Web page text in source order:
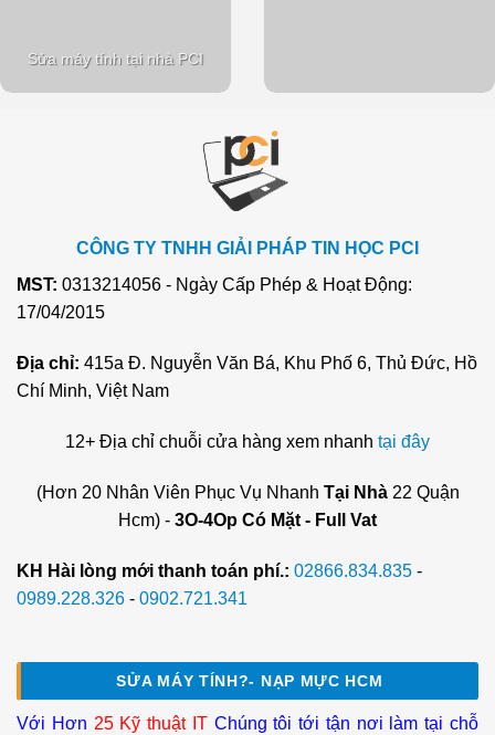
Sửa máy tính tại nhà PCI
CÔNG TY TNHH GIẢI PHÁP TIN HỌC PCI
MST: 0313214056 - Ngày Cấp Phép & Hoạt Động:
17/04/2015
Địa chỉ: 415a Đ. Nguyễn Văn Bá, Khu Phố 6, Thủ Đức, Hồ
Chí Minh, Việt Nam
12+ Địa chỉ chuỗi cửa hàng xem nhanh tại đây
(Hơn 20 Nhân Viên Phục Vụ Nhanh Tại Nhà22 Quận
Hcm) - 3O-4Op Có Mặt - Full Vat
KH Hài lòng mới thanh toán phí.: 02866.834.835 -
0989.228.326 - 0902.721.341
SỬA MÁY TÍNH?- NẠP MỰC HCM
Với Hơn 25 Kỹ thuật ITChúng tôi tới tận nơi làm tại chỗ